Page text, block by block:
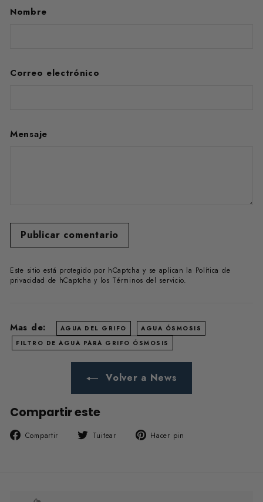
Nombre
Correo electrónico
Mensaje
Publicar comentario
Este sitio está protegido por hCaptcha y se aplican la Política de
privacidad de hCaptchay los Términos del servicio.
Mas de: AGUA DEL GRIFO
AGUA ÓSMOSIS
FILTRO DE AGUA PARA GRIFO ÓSMOSIS
Volver a News
Compartir este
Compartir
CompartirTuitear
Tuitear Hacer pin